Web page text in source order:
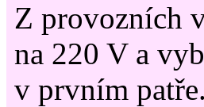
Z provozních
na 220 V a
v prvním patře.